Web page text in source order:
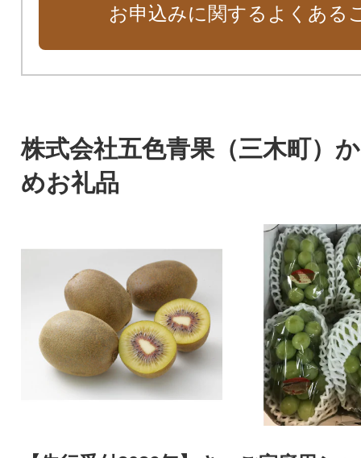
お申込みに関するよくある
株式会社五色青果（三木町）
めお礼品